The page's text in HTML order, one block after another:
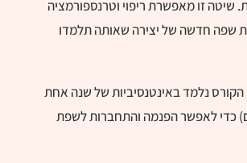
שיטה זו מאפשרת ריפוי וטרנספורמציה
שפה חדשה של יצירה שאותה תלמדו
נלמד באינטנסיביות של שנה אחת
כדי לאפשר הפנמה והתחברות לשפת